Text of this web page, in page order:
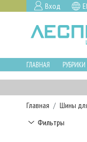
Вход
ГЛАВНАЯ
Главная Шины
Фильтры